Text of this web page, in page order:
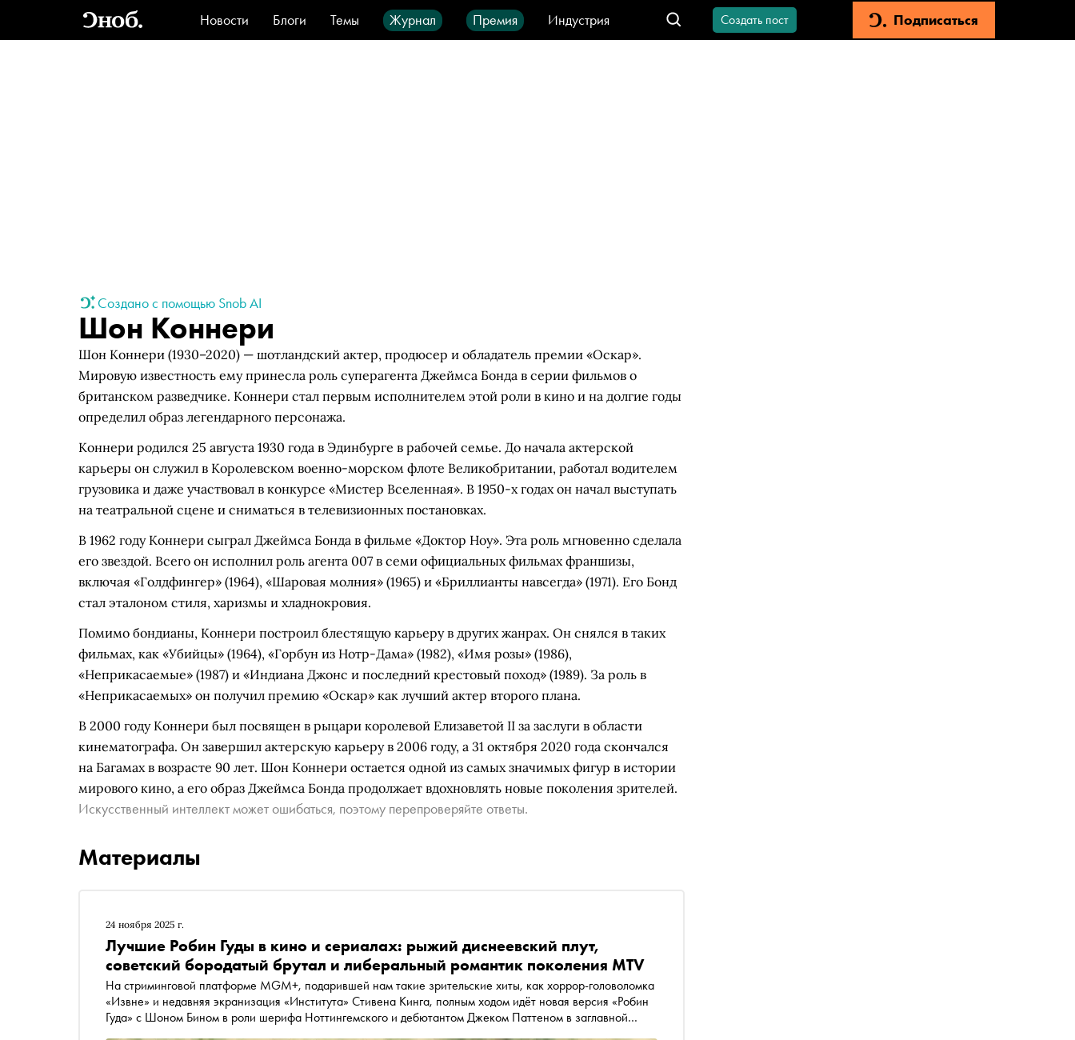
Новости Блоги Темы Журнал Премия
Индустрия
Стиль
Видео Город IT-продукты
Создать пост Подписаться
Создано с помощью Snob AI
Шон Коннери
Шон Коннери (1930–2020) — шотландский актер, продюсер и обладатель премии «Оскар».
Мировую известность ему принесла роль суперагента Джеймса Бонда в серии фильмов о
британском разведчике. Коннери стал первым исполнителем этой роли в кино и на долгие годы
определил образ легендарного персонажа.
Коннери родился 25 августа 1930 года в Эдинбурге в рабочей семье. До начала актерской
карьеры он служил в Королевском военно-морском флоте Великобритании, работал водителем
грузовика и даже участвовал в конкурсе «Мистер Вселенная». В 1950-х годах он начал выступать
на театральной сцене и сниматься в телевизионных постановках.
В 1962 году Коннери сыграл Джеймса Бонда в фильме «Доктор Ноу». Эта роль мгновенно сделала
его звездой. Всего он исполнил роль агента 007 в семи официальных фильмах франшизы,
включая «Голдфингер» (1964), «Шаровая молния» (1965) и «Бриллианты навсегда» (1971). Его Бонд
стал эталоном стиля, харизмы и хладнокровия.
Помимо бондианы, Коннери построил блестящую карьеру в других жанрах. Он снялся в таких
фильмах, как «Убийцы» (1964), «Горбун из Нотр-Дама» (1982), «Имя розы» (1986),
«Неприкасаемые» (1987) и «Индиана Джонс и последний крестовый поход» (1989). За роль в
«Неприкасаемых» он получил премию «Оскар» как лучший актер второго плана.
В 2000 году Коннери был посвящен в рыцари королевой Елизаветой II за заслуги в области
кинематографа. Он завершил актерскую карьеру в 2006 году, а 31 октября 2020 года скончался
на Багамах в возрасте 90 лет. Шон Коннери остается одной из самых значимых фигур в истории
мирового кино, а его образ Джеймса Бонда продолжает вдохновлять новые поколения зрителей.
Искусственный интеллект может ошибаться, поэтому перепроверяйте ответы.
Материалы
24 ноября 2025 г.
Лучшие Робин Гуды в кино и сериалах: рыжий диснеевский плут,
советский бородатый брутал и либеральный романтик поколения MTV
На стриминговой платформе MGM+, подарившей нам такие зрительские хиты, как хоррор-головоломка
«Извне» и недавняя экранизация «Института» Стивена Кинга, полным ходом идёт новая версия «Робин
Гуда» с Шоном Бином в роли шерифа Ноттингемского и дебютантом Джеком Паттеном в заглавной